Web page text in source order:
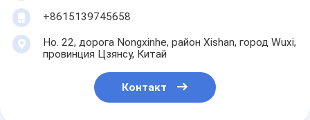
+8615139745658
Но. 22, дорога Nongxinhe, район Xishan, город Wuxi,
провинция Цзянсу, Китай
Контакт